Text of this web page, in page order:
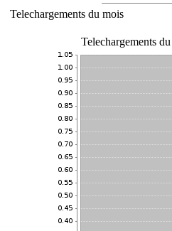
Telechargements du mois
Telechargements